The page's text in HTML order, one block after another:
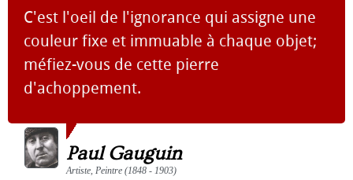
C'est l'oeil de l'ignorance qui assigne une
couleur fixe et immuable à chaque objet;
méfiez-vous de cette pierre
d'achoppement.
Paul Gauguin
Artiste, Peintre (1848 - 1903)